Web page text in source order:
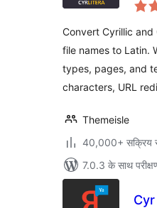
Convert Cyrillic and
file names to Latin.
types, pages, and
characters, URL
Themeisle
40,000+ सक्रिय
7.0.3 के साथ